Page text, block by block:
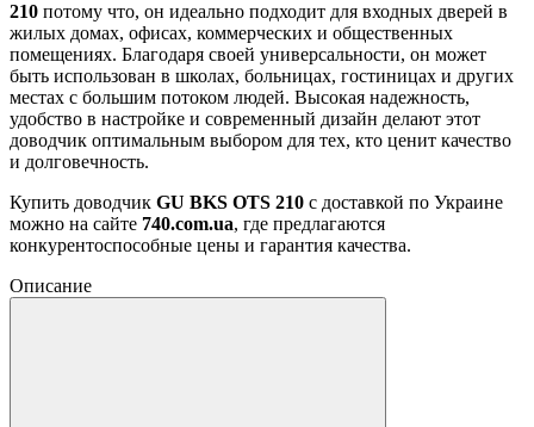
210 потому что, он идеально подходит для входных дверей в
жилых домах, офисах, коммерческих и общественных
помещениях. Благодаря своей универсальности, он может
быть использован в школах, больницах, гостиницах и других
местах с большим потоком людей. Высокая надежность,
удобство в настройке и современный дизайн делают этот
доводчик оптимальным выбором для тех, кто ценит качество
и долговечность.
Купить доводчик GU BKS OTS 210 с доставкой по Украине
можно на сайте 740.com.ua, где предлагаются
конкурентоспособные цены и гарантия качества.
Описание